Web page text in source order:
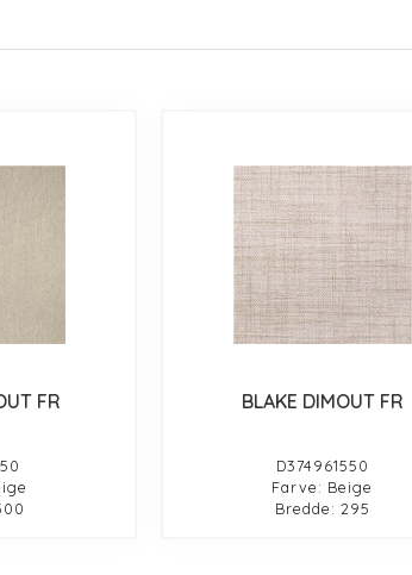
FR BLAKE DIMOUT FR
D374961550
Farve: Beige
Bredde: 295